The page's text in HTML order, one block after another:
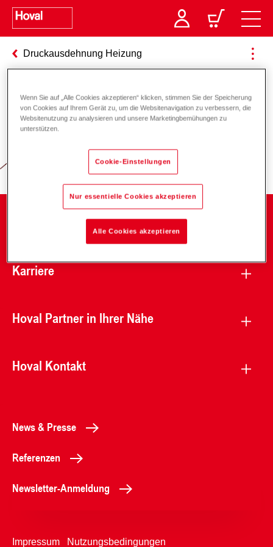
Druckausdehnung Heizung
Verantwortung für Energie und
Karriere
Hoval Partner in Ihrer Nähe
Hoval Kontakt
News & Presse
Referenzen
Newsletter-Anmeldung
Impressum Nutzungsbedingungen
Wenn Sie auf „Alle Cookies akzeptieren“ klicken, stimmen Sie der Speicherung
von Cookies auf Ihrem Gerät zu, um die Websitenavigation zu verbessern, die
Websitenutzung zu analysieren und unsere Marketingbemühungen zu
unterstützen.
Cookie-Einstellungen
Nur essentielle Cookies akzeptieren
Alle Cookies akzeptieren